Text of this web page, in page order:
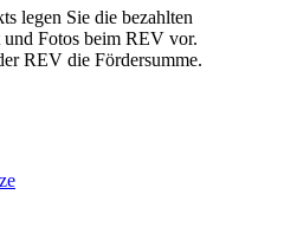
legen Sie die bezahlten
und Fotos beim REV vor.
REV die Fördersumme.